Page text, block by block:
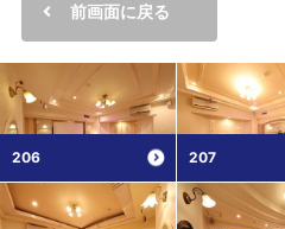
前画面に戻る
206 207